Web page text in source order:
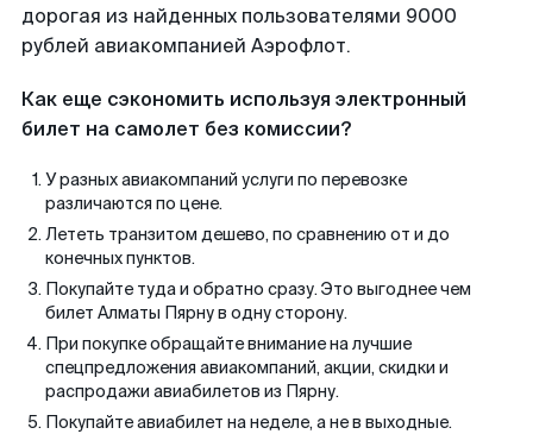
дорогая из найденных пользователями 9000
рублей авиакомпанией Аэрофлот.
Как еще сэкономить используя электронный
билет на самолет без комиссии?
У разных авиакомпаний услуги по перевозке
различаются по цене.
Лететь транзитом дешево, по сравнению от и до
конечных пунктов.
Покупайте туда и обратно сразу. Это выгоднее чем
билет Алматы Пярну в одну сторону.
При покупке обращайте внимание на лучшие
спецпредложения авиакомпаний, акции, скидки и
распродажи авиабилетов из Пярну.
Покупайте авиабилет на неделе, а не в выходные.